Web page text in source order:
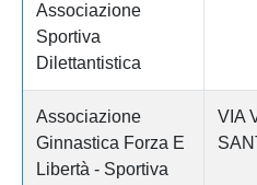
Associazione
Sportiva
Dilettantistica
Associazione
Ginnastica Forza E
Libertà - Sportiva
VIA